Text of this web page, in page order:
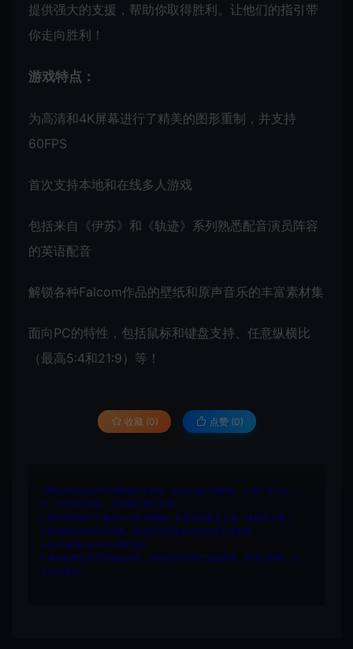
提供强大的支援，帮助你取得胜利。让他们的指引带
你走向胜利！
游戏特点：
为高清和4K屏幕进行了精美的图形重制，并支持
60FPS
首次支持本地和在线多人游戏
包括来自《伊苏》和《轨迹》系列熟悉配音演员阵容
的英语配音
解锁各种Falcom作品的壁纸和原声音乐的丰富素材集
面向PC的特性，包括鼠标和键盘支持、任意纵横比
（最高5:4和21:9）等！
收藏 (0) 点赞 (0)
1.网站内所有文件均为网络共享资源，本站仅做打包整理。仅用于学习交
流，严禁商业用途，否则自行承担后果。
2.所有资源请于下载后24小时内删除。如需体验更多乐趣，请购买正版！
3.所有内容均来自互联网。如侵犯您的版权或利益请发送邮件：
cvformat#gmail.com (#换为@)
4.本站收费仅用于资源的保存、备份和分享所产生的费用，不用于盈利，亦
无任何盈利。